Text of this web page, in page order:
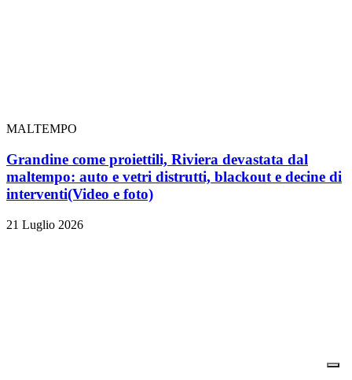
MALTEMPO
Grandine come proiettili, Riviera devastata dal
maltempo: auto e vetri distrutti, blackout e decine di
interventi(Video e foto)
21 Luglio 2026